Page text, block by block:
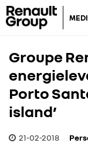
Groupe
Porto
island’
21-02-2018